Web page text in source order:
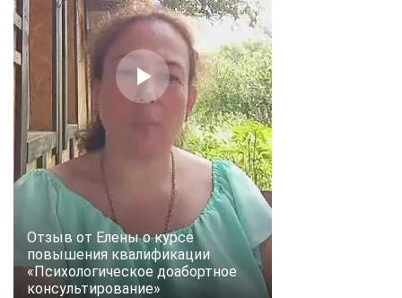
Отзыв от Елены о курсе
повышения квалификации
«Психологическое доабортное
консультирование»